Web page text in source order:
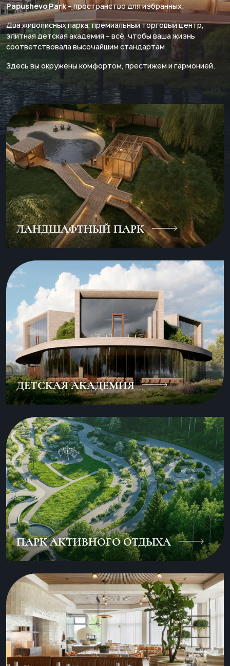
Papushevo Park– пространство для избранных.
Два живописных парка, премиальный торговый центр,
элитная детская академия – всё, чтобы ваша жизнь
соответствовала высочайшим стандартам.
Здесь вы окружены комфортом, престижем и гармонией.
ЛАНДШАФТНЫЙ ПАРК
ДЕТСКАЯ АКАДЕМИЯ
ПАРК АКТИВНОГО ОТДЫХА